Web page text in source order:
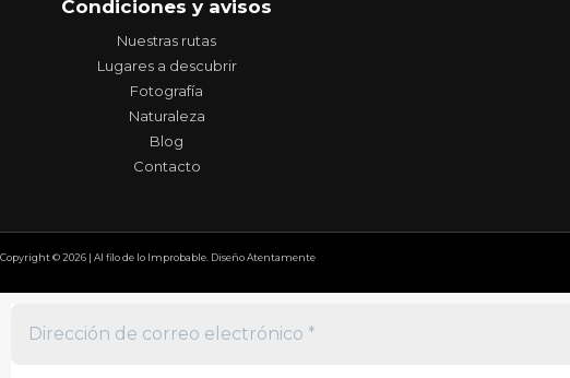
Condiciones y avisos
Nuestras rutas
Lugares a descubrir
Fotografía
Naturaleza
Blog
Contacto
Copyright © 2026 | Al filo de lo Improbable. Diseño Atentamente